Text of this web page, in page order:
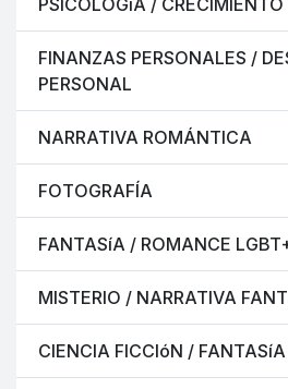
PSICOLOGíA / CRECIMIENTO
FINANZAS PERSONALES /
PERSONAL
NARRATIVA ROMÁNTICA
FOTOGRAFÍA
FANTASíA / ROMANCE
MISTERIO / NARRATIVA
CIENCIA FICCIóN /